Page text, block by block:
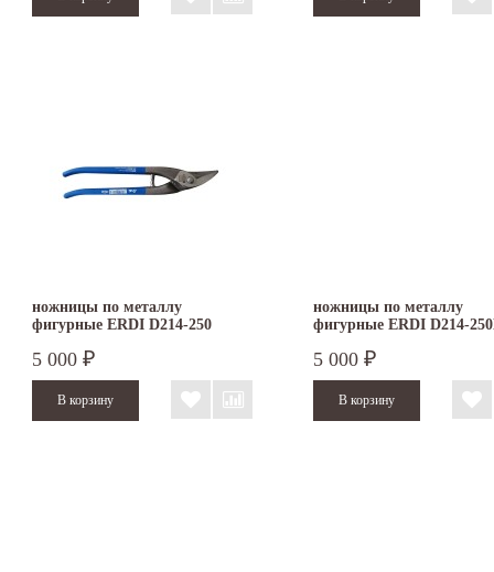
ножницы по металлу
фигурные ERDI D214-250
5 000 ₽
ножницы по металлу
фигурные ERDI D214-
5 000 ₽